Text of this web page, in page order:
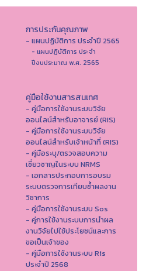
การประกันคุณภาพ
- แผนปฏิบัติการ ประจำปี 2565
- แผนปฏิบัติการ ประจำ
ปีงบประมาณ พ.ศ. 2565
คู่มือใช้งานสารสนเทศ
- คู่มือการใช้งานระบบวิจัย
ออนไลน์สำหรับอาจารย์ (RIS)
- คู่มือการใช้งานระบบวิจัย
ออนไลน์สำหรับเจ้าหน้าที่ (RIS)
- คู่มือระบุ/ตรวจสอบความ
เชี่ยวชาญในระบบ NRMS
- เอกสารประกอบการอบรม
ระบบตรวจการเทียบซ้ำผลงาน
วิชาการ
- คู่มือการใช้งานระบบ Sos
- คู่การใช้งานระบบการนำผล
งานวิจัยไปใช้ประโยชน์และการ
ขอเป็นเจ้าของ
- คู่มือการใช้งานระบบ Ris
ประจำปี 2568